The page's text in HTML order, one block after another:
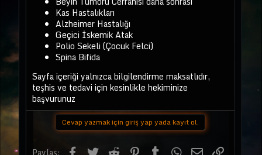
Kas Hastalıkları
Alzheimer Hastalığı
Geçici İskemik Atak
Polio Sekeli (Çocuk Felci)
Spina Bifida
Sayfa içeriği yalnızca bilgilendirme maksatlıdır,
teşhis ve tedavi için kesinlikle hekiminize
başvurunuz
Cevap yazmak için giriş yap yada kayıt ol.
Facebook
TwitterReddit PinterestTumblrWhatsApp
E-postaLink